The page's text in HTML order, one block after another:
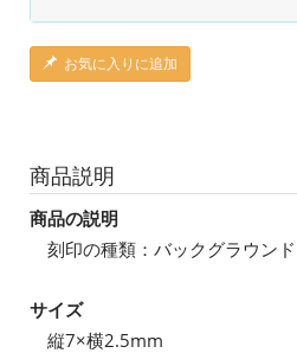
お気に入りに追加
商品説明
商品の説明
刻印の種類：バックグラウンド
サイズ
縦7×横2.5mm